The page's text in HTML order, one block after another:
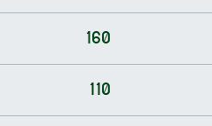
160
110